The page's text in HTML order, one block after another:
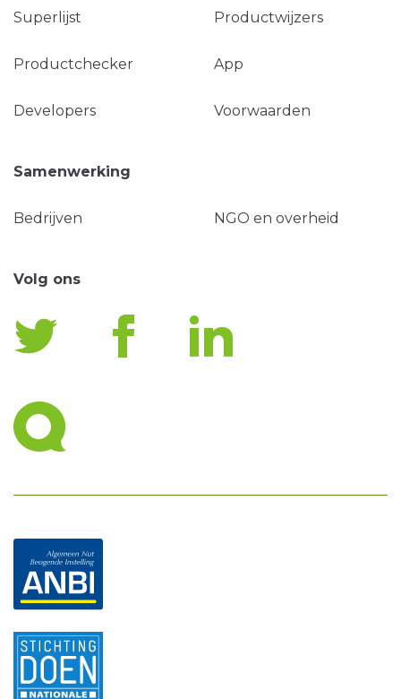
Superlijst Productwijzers
Productchecker App
Developers Voorwaarden
Samenwerking
Bedrijven NGO en overheid
Volg ons